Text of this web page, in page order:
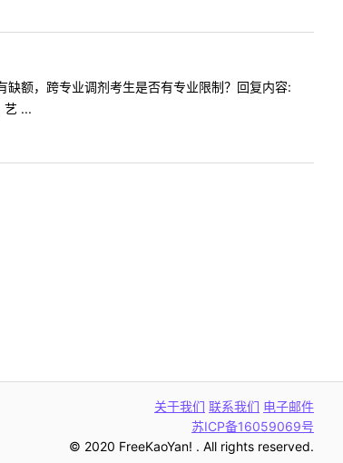
额，跨专业调剂考生是否有专业限制？回复内容:
...
关于我们 联系我们 电子邮件
苏ICP备16059069号
© 2020 FreeKaoYan! . All rights reserved.